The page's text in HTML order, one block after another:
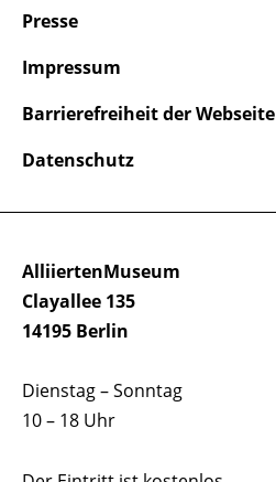
AlliiertenMuseum
Clayallee 135
14195 Berlin
Dienstag – Sonntag
10 – 18 Uhr
Presse
Impressum
Barrierefreiheit der Webseite
Datenschutz